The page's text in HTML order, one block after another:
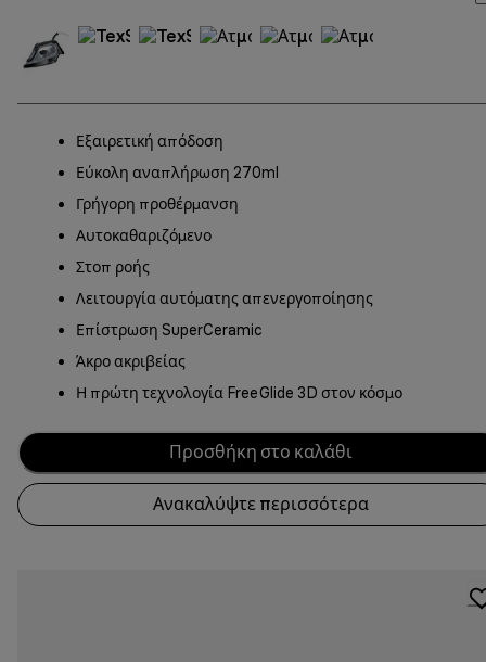
Εξαιρετική απόδοση
Εύκολη αναπλήρωση 270ml
Γρήγορη προθέρμανση
Αυτοκαθαριζόμενο
Στοπ ροής
Λειτουργία αυτόματης απενεργοποίησης
Επίστρωση SuperCeramic
Άκρο ακριβείας
Η πρώτη τεχνολογία FreeGlide 3D στον κόσμο
Προσθήκη στο καλάθι
Ανακαλύψτε περισσότερα